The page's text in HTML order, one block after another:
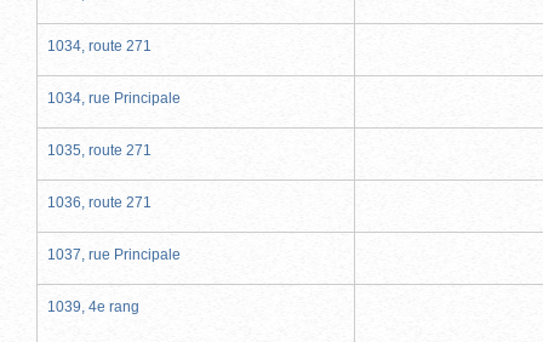
1034, route 271
1034, rue Principale
1035, route 271
1036, route 271
1037, rue Principale
1039, 4e rang